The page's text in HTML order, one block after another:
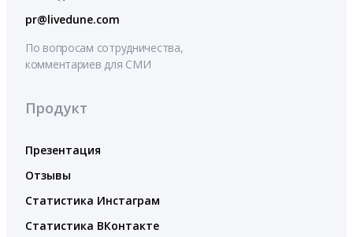
pr@livedune.com
По вопросам сотрудничества,
комментариев для СМИ
Продукт
Презентация
Отзывы
Статистика Инстаграм
Статистика ВКонтакте